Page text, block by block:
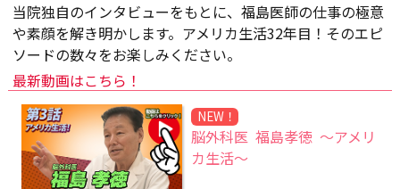
当院独自のインタビューをもとに、福島医師の仕事の極意
や素顔を解き明かします。アメリカ生活32年目！そのエピ
ソードの数々をお楽しみください。
最新動画はこちら！
NEW！
脳外科医 福島孝徳 ～アメリ
カ生活～